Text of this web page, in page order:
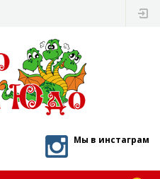
Мы в инстаграм